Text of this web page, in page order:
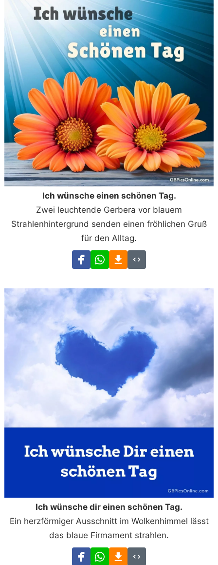
Ich wünsche einen schönen Tag.
Zwei leuchtende Gerbera vor blauem
Strahlenhintergrund senden einen fröhlichen Gruß
für den Alltag.
Ich wünsche dir einen schönen Tag.
Ein herzförmiger Ausschnitt im Wolkenhimmel lässt
das blaue Firmament strahlen.